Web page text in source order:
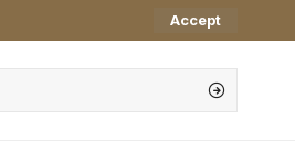
Accept